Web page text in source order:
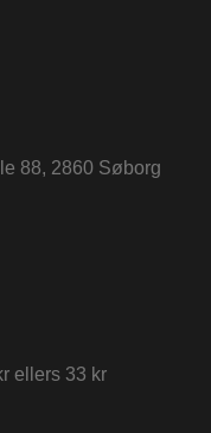
88, 2860 Søborg
ellers 33 kr